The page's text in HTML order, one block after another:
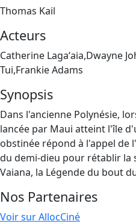
Thomas Kail
Acteurs
Catherine Lagaʻaia,Dwayne
Tui,Frankie Adams
Synopsis
Dans l'ancienne Polynésie,
lancée par Maui atteint l'île
obstinée répond à l'appel de
du demi-dieu pour rétablir la
Vaiana, la Légende du bout
Nos Partenaires
Voir sur AllocCiné